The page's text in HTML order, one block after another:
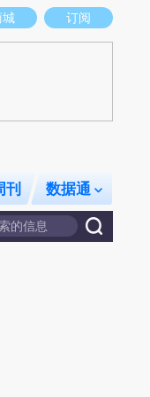
财新观点和立场。推荐点击
城 订阅
刊 数据通